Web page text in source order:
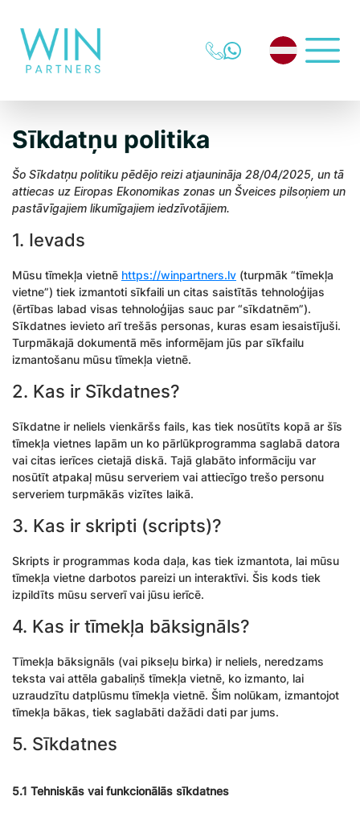
Sīkdatņu politika
Šo Sīkdatņu politiku pēdējo reizi atjaunināja 28/04/2025, un tā
attiecas uz Eiropas Ekonomikas zonas un Šveices pilsoņiem un
pastāvīgajiem likumīgajiem iedzīvotājiem.
1. Ievads
Mūsu tīmekļa vietnē https://winpartners.lv (turpmāk “tīmekļa
vietne”) tiek izmantoti sīkfaili un citas saistītās tehnoloģijas
(ērtības labad visas tehnoloģijas sauc par “sīkdatnēm”).
Sīkdatnes ievieto arī trešās personas, kuras esam iesaistījuši.
Turpmākajā dokumentā mēs informējam jūs par sīkfailu
izmantošanu mūsu tīmekļa vietnē.
2. Kas ir Sīkdatnes?
Sīkdatne ir neliels vienkāršs fails, kas tiek nosūtīts kopā ar šīs
tīmekļa vietnes lapām un ko pārlūkprogramma saglabā datora
vai citas ierīces cietajā diskā. Tajā glabāto informāciju var
nosūtīt atpakaļ mūsu serveriem vai attiecīgo trešo personu
serveriem turpmākās vizītes laikā.
3. Kas ir skripti (scripts)?
Skripts ir programmas koda daļa, kas tiek izmantota, lai mūsu
tīmekļa vietne darbotos pareizi un interaktīvi. Šis kods tiek
izpildīts mūsu serverī vai jūsu ierīcē.
4. Kas ir tīmekļa bāksignāls?
Tīmekļa bāksignāls (vai pikseļu birka) ir neliels, neredzams
teksta vai attēla gabaliņš tīmekļa vietnē, ko izmanto, lai
uzraudzītu datplūsmu tīmekļa vietnē. Šim nolūkam, izmantojot
tīmekļa bākas, tiek saglabāti dažādi dati par jums.
5. Sīkdatnes
5.1 Tehniskās vai funkcionālās sīkdatnes